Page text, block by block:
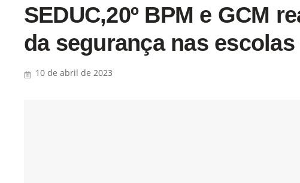
SEDUC,20º BPM e GCM
da segurança nas
10 de abril de 2023